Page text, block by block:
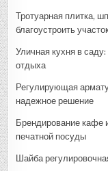
Тротуарная плитка,
благоустроить
Уличная кухня в
отдыха
Регулирующая
надежное решение
Брендирование кафе
печатной посуды
Шайба